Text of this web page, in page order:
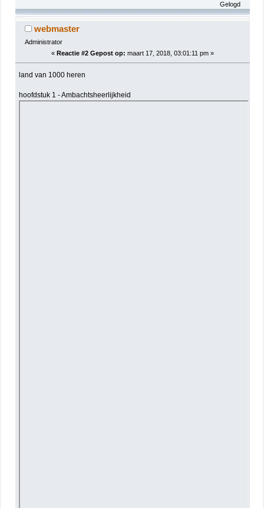
Gelogd
webmaster
Administrator
« Reactie #2 Gepost op: maart 17, 2018, 03:01:11 pm »
land van 1000 heren
hoofdstuk 1 - Ambachtsheerlijkheid